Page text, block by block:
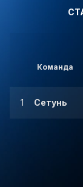
Команда
1 Сетунь